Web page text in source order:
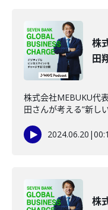
株
田
株式会社MEBUKU代
田さんが考える”新し
2024.06.20 |
株